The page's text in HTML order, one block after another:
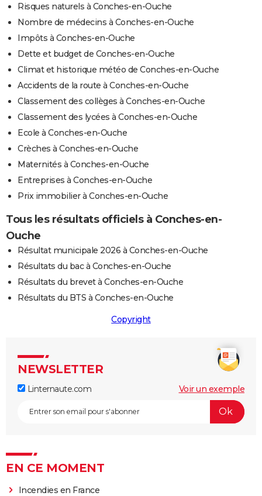
Risques naturels à Conches-en-Ouche
Nombre de médecins à Conches-en-Ouche
Impôts à Conches-en-Ouche
Dette et budget de Conches-en-Ouche
Climat et historique météo de Conches-en-Ouche
Accidents de la route à Conches-en-Ouche
Classement des collèges à Conches-en-Ouche
Classement des lycées à Conches-en-Ouche
Ecole à Conches-en-Ouche
Crèches à Conches-en-Ouche
Maternités à Conches-en-Ouche
Entreprises à Conches-en-Ouche
Prix immobilier à Conches-en-Ouche
Tous les résultats officiels à Conches-en-
Ouche
Résultat municipale 2026 à Conches-en-Ouche
Résultats du bac à Conches-en-Ouche
Résultats du brevet à Conches-en-Ouche
Résultats du BTS à Conches-en-Ouche
Copyright
NEWSLETTER
Linternaute.com Voir un exemple
EN CE MOMENT
Incendies en France